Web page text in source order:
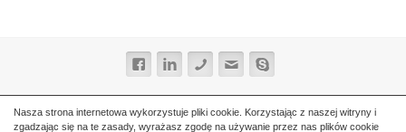
Nasza strona internetowa wykorzystuje pliki cookie. Korzystając z naszej witryny i
zgadzając się na te zasady, wyrażasz zgodę na używanie przez nas plików cookie